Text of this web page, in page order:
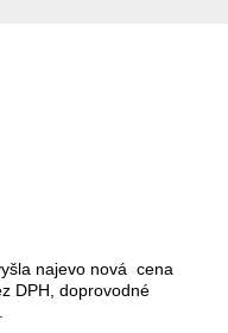
najevo nová cena
DPH, doprovodné